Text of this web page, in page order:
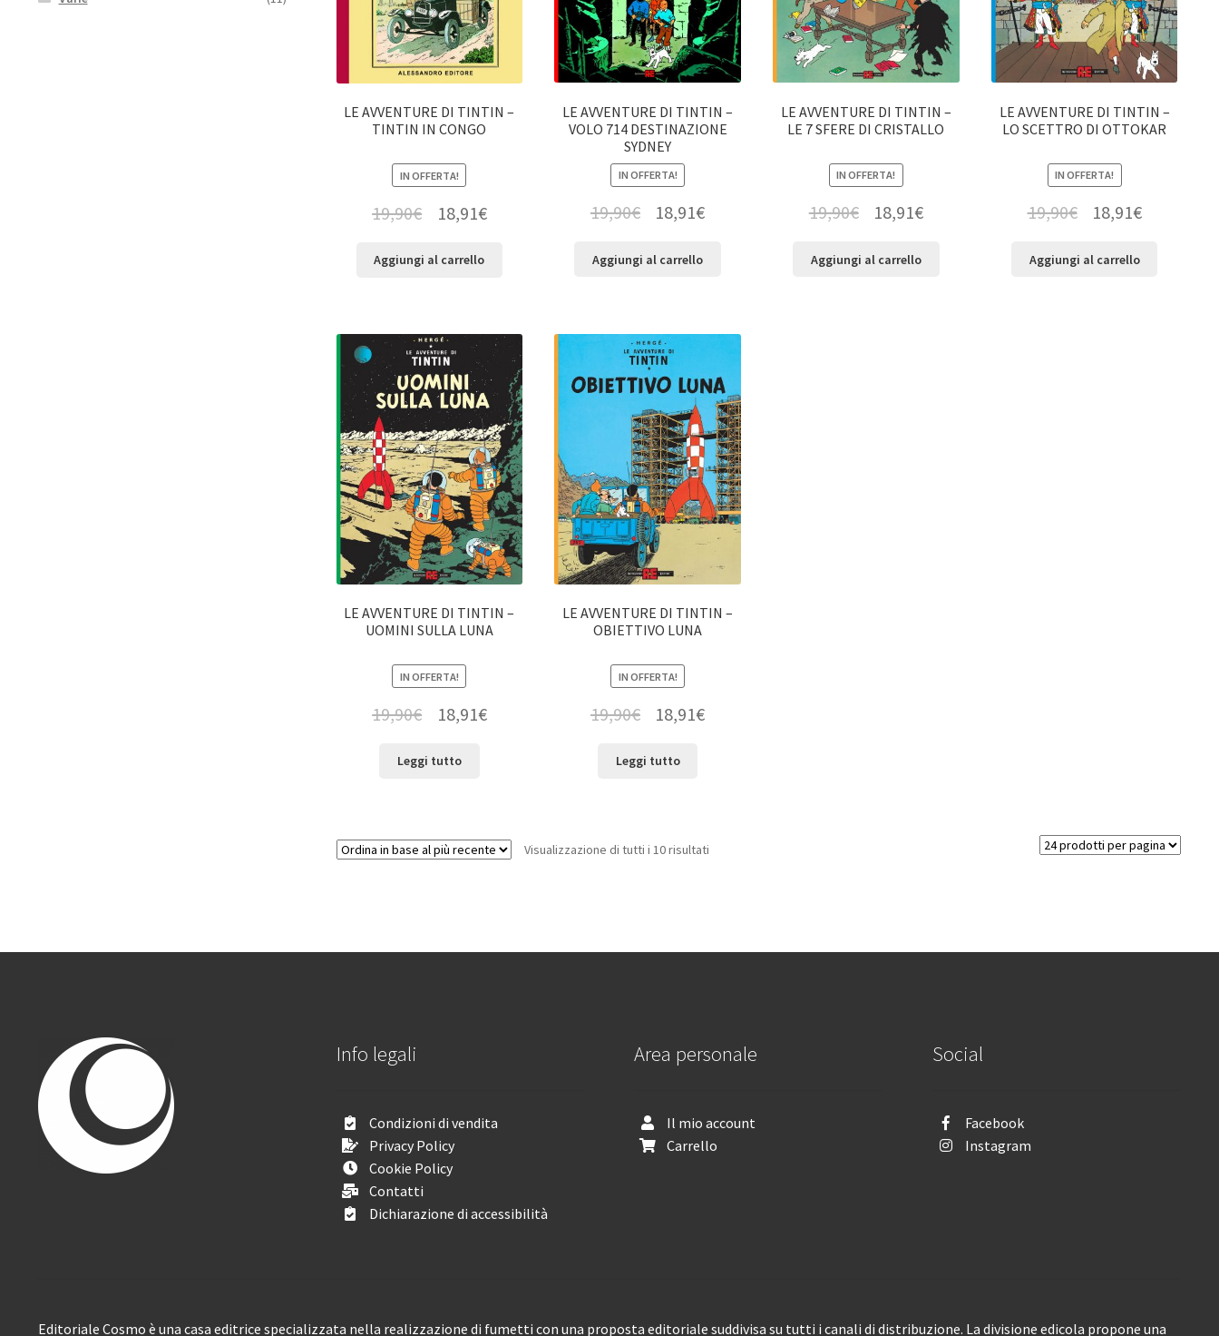
LE AVVENTURE DI TINTIN –
TINTIN IN CONGO
IN OFFERTA!
19,90€ 18,91€
Aggiungi al carrello
LE AVVENTURE DI TINTIN –
VOLO 714 DESTINAZIONE
SYDNEY
IN OFFERTA!
19,90€ 18,91€
Aggiungi al carrello
LE AVVENTURE DI TINTIN –
LE 7 SFERE DI CRISTALLO
IN OFFERTA!
19,90€ 18,91€
Aggiungi al carrello
LE AVVENTURE DI TINTIN –
LO SCETTRO DI OTTOKAR
IN OFFERTA!
19,90€ 18,91€
Aggiungi al carrello
LE AVVENTURE DI TINTIN –
UOMINI SULLA LUNA
IN OFFERTA!
19,90€ 18,91€
Leggi tutto
LE AVVENTURE DI TINTIN –
OBIETTIVO LUNA
IN OFFERTA!
19,90€ 18,91€
Leggi tutto
Visualizzazione di tutti i 10 risultati
Info legali
Condizioni di vendita
Privacy Policy
Cookie Policy
Contatti
Dichiarazione di accessibilità
Area personale
Il mio account
Carrello
Social
Facebook
Instagram
Editoriale Cosmo è una casa editrice specializzata nella realizzazione di fumetti con una proposta editoriale suddivisa su tutti i canali di distribuzione. La divisione edicola propone una